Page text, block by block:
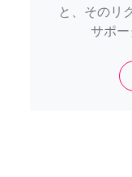
と、そのリ
サポー